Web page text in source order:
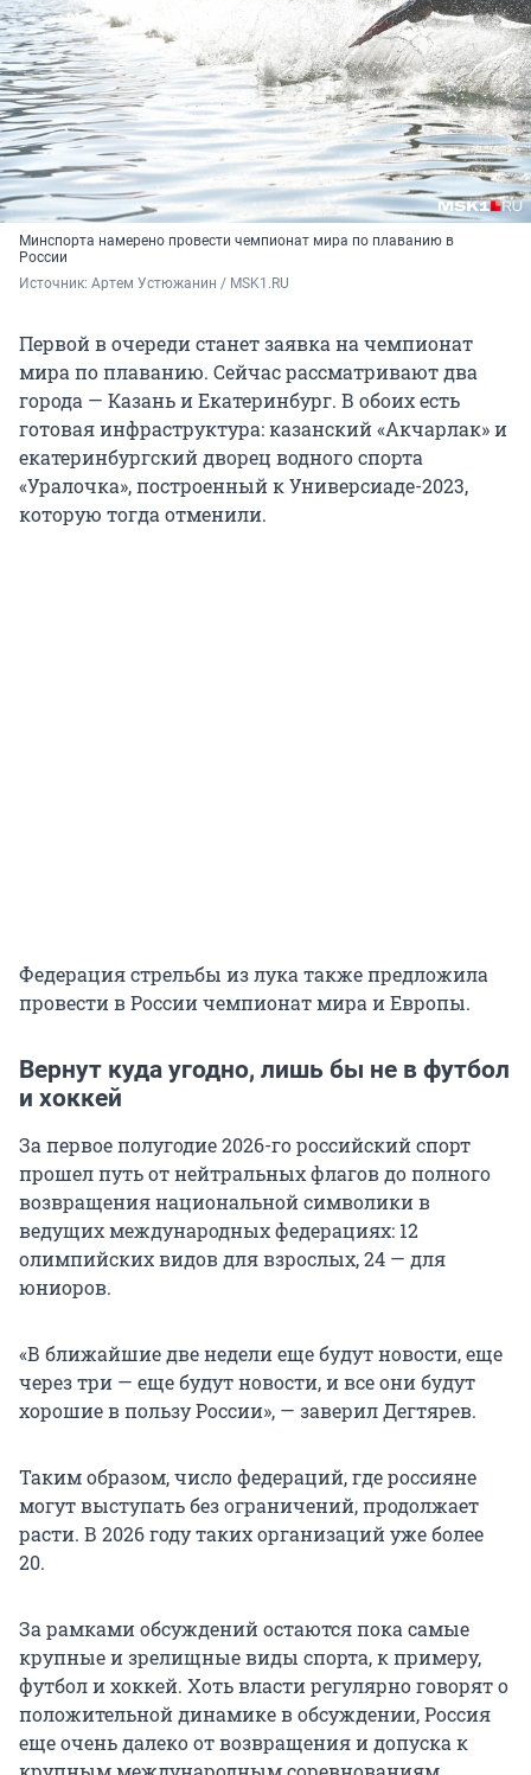
Минспорта намерено провести чемпионат мира по плаванию в
России
Источник: Артем Устюжанин / MSK1.RU
Первой в очереди станет заявка на чемпионат
мира по плаванию. Сейчас рассматривают два
города — Казань и Екатеринбург. В обоих есть
готовая инфраструктура: казанский «Акчарлак» и
екатеринбургский дворец водного спорта
«Уралочка», построенный к Универсиаде-2023,
которую тогда отменили.
Федерация стрельбы из лука также предложила
провести в России чемпионат мира и Европы.
Вернут куда угодно, лишь бы не в футбол
и хоккей
За первое полугодие 2026-го российский спорт
прошел путь от нейтральных флагов до полного
возвращения национальной символики в
ведущих международных федерациях: 12
олимпийских видов для взрослых, 24 — для
юниоров.
«В ближайшие две недели еще будут новости, еще
через три — еще будут новости, и все они будут
хорошие в пользу России», — заверил Дегтярев.
Таким образом, число федераций, где россияне
могут выступать без ограничений, продолжает
расти. В 2026 году таких организаций уже более
20.
За рамками обсуждений остаются пока самые
крупные и зрелищные виды спорта, к примеру,
футбол и хоккей. Хоть власти регулярно говорят о
положительной динамике в обсуждении, Россия
еще очень далеко от возвращения и допуска к